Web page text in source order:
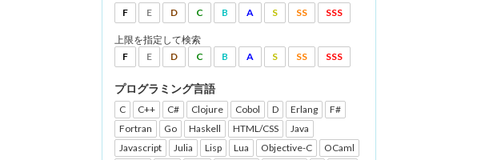
F E D C B A S SS SSS
上限を指定して検索
F
E D C B A S SS SSS
プログラミング言語
C C++ C# Clojure Cobol D Erlang
F#
Fortran
Go Haskell HTML/CSS
Java
Javascript
Julia Lisp Lua Objective-C
OCaml